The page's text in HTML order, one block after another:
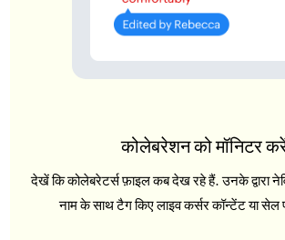
कोलेबरेशन को मॉनिटर
देखें कि कोलेबरेटर्स फ़ाइल कब देख रहे हैं. उनके द्वारा
नाम के साथ टैग किए लाइव कर्सर कॉन्टेंट या सेल